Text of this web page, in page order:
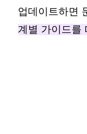
업데이트하면
계별 가이드를